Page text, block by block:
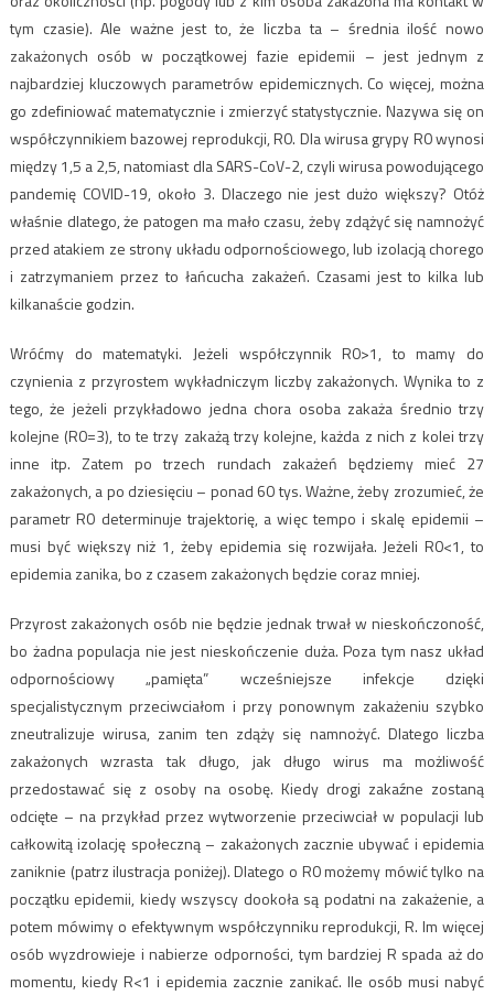
tym czasie). Ale ważne jest to, że liczba ta – średnia ilość nowo
zakażonych osób w początkowej fazie epidemii – jest jednym z
najbardziej kluczowych parametrów epidemicznych. Co więcej, można
go zdefiniować matematycznie i zmierzyć statystycznie. Nazywa się on
współczynnikiem bazowej reprodukcji, R0. Dla wirusa grypy R0 wynosi
między 1,5 a 2,5, natomiast dla SARS-CoV-2, czyli wirusa powodującego
pandemię COVID-19, około 3. Dlaczego nie jest dużo większy? Otóż
właśnie dlatego, że patogen ma mało czasu, żeby zdążyć się namnożyć
przed atakiem ze strony układu odpornościowego, lub izolacją chorego
i zatrzymaniem przez to łańcucha zakażeń. Czasami jest to kilka lub
kilkanaście godzin.
Wróćmy do matematyki. Jeżeli współczynnik R0>1, to mamy do
czynienia z przyrostem wykładniczym liczby zakażonych. Wynika to z
tego, że jeżeli przykładowo jedna chora osoba zakaża średnio trzy
kolejne (R0=3), to te trzy zakażą trzy kolejne, każda z nich z kolei trzy
inne itp. Zatem po trzech rundach zakażeń będziemy mieć 27
zakażonych, a po dziesięciu – ponad 60 tys. Ważne, żeby zrozumieć, że
parametr R0 determinuje trajektorię, a więc tempo i skalę epidemii –
musi być większy niż 1, żeby epidemia się rozwijała. Jeżeli R0<1, to
epidemia zanika, bo z czasem zakażonych będzie coraz mniej.
Przyrost zakażonych osób nie będzie jednak trwał w nieskończoność,
bo żadna populacja nie jest nieskończenie duża. Poza tym nasz układ
odpornościowy „pamięta” wcześniejsze infekcje dzięki
specjalistycznym przeciwciałom i przy ponownym zakażeniu szybko
zneutralizuje wirusa, zanim ten zdąży się namnożyć. Dlatego liczba
zakażonych wzrasta tak długo, jak długo wirus ma możliwość
przedostawać się z osoby na osobę. Kiedy drogi zakaźne zostaną
odcięte – na przykład przez wytworzenie przeciwciał w populacji lub
całkowitą izolację społeczną – zakażonych zacznie ubywać i epidemia
zaniknie (patrz ilustracja poniżej). Dlatego o R0 możemy mówić tylko na
początku epidemii, kiedy wszyscy dookoła są podatni na zakażenie, a
potem mówimy o efektywnym współczynniku reprodukcji, R. Im więcej
osób wyzdrowieje i nabierze odporności, tym bardziej R spada aż do
momentu, kiedy R<1 i epidemia zacznie zanikać. Ile osób musi nabyć